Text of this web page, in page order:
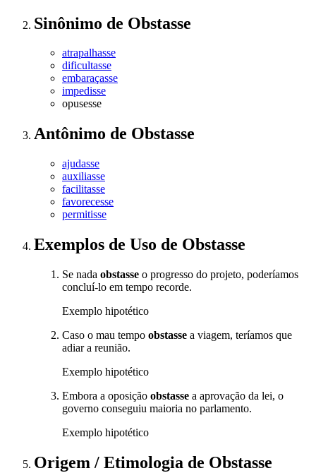
Sinônimo de Obstasse
atrapalhasse
dificultasse
embaraçasse
impedisse
opusesse
Antônimo de Obstasse
ajudasse
auxiliasse
facilitasse
favorecesse
permitisse
Exemplos de Uso de Obstasse
Se nada obstasse o progresso do projeto, poderíamos
concluí-lo em tempo recorde.
Exemplo hipotético
Caso o mau tempo obstasse a viagem, teríamos que
adiar a reunião.
Exemplo hipotético
Embora a oposição obstasse a aprovação da lei, o
governo conseguiu maioria no parlamento.
Exemplo hipotético
Origem / Etimologia de Obstasse